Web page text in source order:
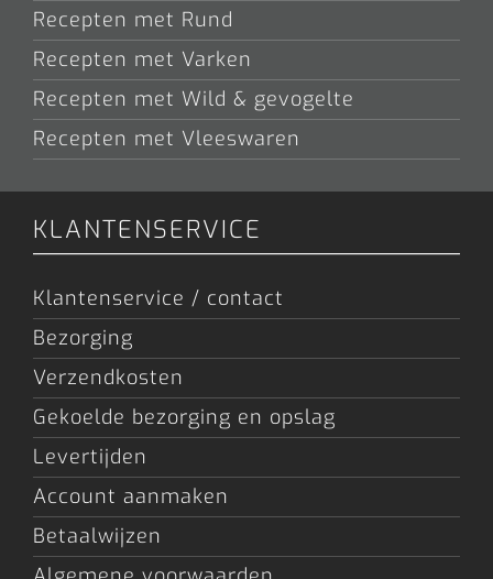
Recepten met Rund
Recepten met Varken
Recepten met Wild & gevogelte
Recepten met Vleeswaren
KLANTENSERVICE
Klantenservice / contact
Bezorging
Verzendkosten
Gekoelde bezorging en opslag
Levertijden
Account aanmaken
Betaalwijzen